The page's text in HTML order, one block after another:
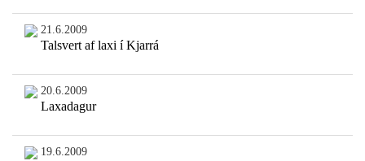
21.6.2009
Talsvert af laxi í Kjarrá
20.6.2009
Laxadagur
19.6.2009